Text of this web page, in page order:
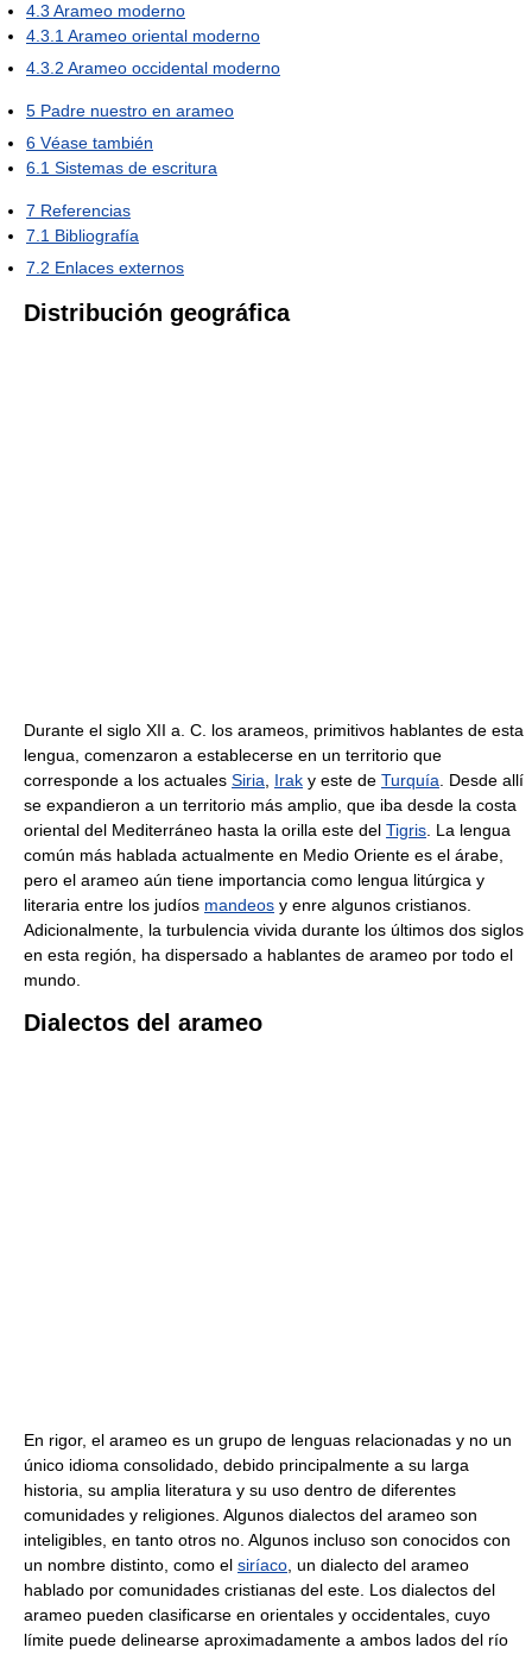
4.3 Arameo moderno
4.3.1 Arameo oriental moderno
4.3.2 Arameo occidental moderno
5 Padre nuestro en arameo
6 Véase también
6.1 Sistemas de escritura
7 Referencias
7.1 Bibliografía
7.2 Enlaces externos
Distribución geográfica
Durante el siglo XII a. C. los arameos, primitivos hablantes de esta
lengua, comenzaron a establecerse en un territorio que
corresponde a los actuales Siria Irak y este de Turquía . Desde allí
se expandieron a un territorio más amplio, que iba desde la costa
oriental del Mediterráneo hasta la orilla este del Tigris . La lengua
común más hablada actualmente en Medio Oriente es el árabe,
pero el arameo aún tiene importancia como lengua litúrgica y
literaria entre los judíos mandeos y enre algunos cristianos.
Adicionalmente, la turbulencia vivida durante los últimos dos siglos
en esta región, ha dispersado a hablantes de arameo por todo el
mundo.
Dialectos del arameo
En rigor, el arameo es un grupo de lenguas relacionadas y no un
único idioma consolidado, debido principalmente a su larga
historia, su amplia literatura y su uso dentro de diferentes
comunidades y religiones. Algunos dialectos del arameo son
inteligibles, en tanto otros no. Algunos incluso son conocidos con
un nombre distinto, como el siríaco , un dialecto del arameo
hablado por comunidades cristianas del este. Los dialectos del
arameo pueden clasificarse en orientales y occidentales, cuyo
límite puede delinearse aproximadamente a ambos lados del río